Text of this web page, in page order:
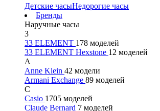
Детские часыНедорогие часы
Бренды
Наручные часы
3
33 ELEMENT 178 моделей
33 ELEMENT Hexstone 12 моделей
A
Anne Klein 42 модели
Armani Exchange 89 моделей
C
Casio 1705 моделей
Claude Bernard 7 моделей